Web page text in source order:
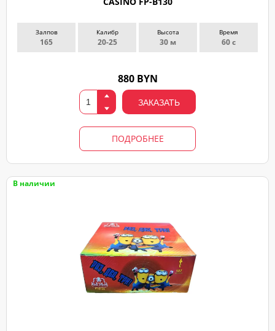
Залпов
165
Калибр
20-25
Высота
30 м
Время
60 с
880 BYN
ЗАКАЗАТЬ
ПОДРОБНЕЕ
В наличии